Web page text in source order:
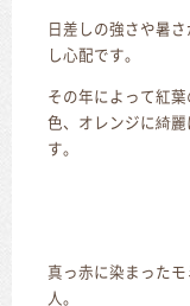
日差しの強さや暑
し心配です。
その年によって紅
色、オレンジに綺
す。
真っ赤に染まった
人。